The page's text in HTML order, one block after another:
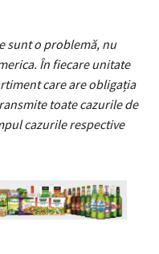
sunt o problemă, nu
În fiecare unitate
care are obligația
toate cazurile de
cazurile respective